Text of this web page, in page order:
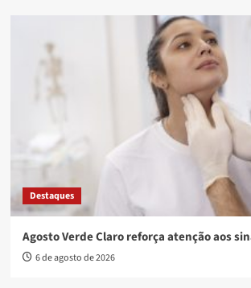
Destaques
Agosto Verde Claro reforça atenção aos
6 de agosto de 2026